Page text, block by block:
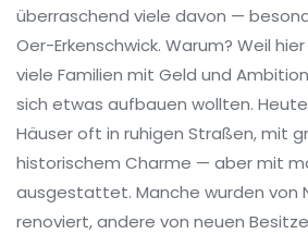
überraschend viele davon —
Oer-Erkenschwick. Warum? Weil
viele Familien mit Geld und
sich etwas aufbauen wollten.
Häuser oft in ruhigen Straßen, mit
historischem Charme — aber mit
ausgestattet. Manche wurden von
renoviert, andere von neuen